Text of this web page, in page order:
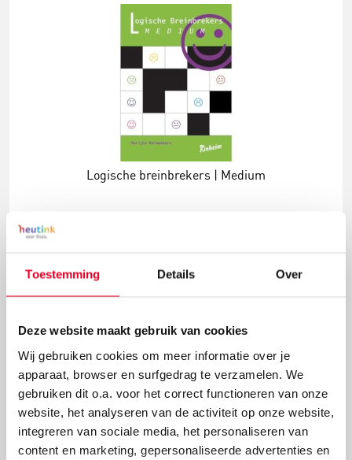
Toestemming Details Over
Deze website maakt gebruik van cookies
Wij gebruiken cookies om meer informatie over je
apparaat, browser en surfgedrag te verzamelen. We
gebruiken dit o.a. voor het correct functioneren van onze
website, het analyseren van de activiteit op onze website,
integreren van sociale media, het personaliseren van
content en marketing, gepersonaliseerde advertenties en
Logische breinbrekers | Medium
Meer info